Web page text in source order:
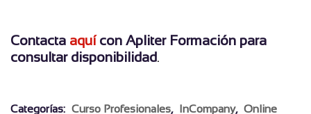
Contacta aquícon Apliter Formación para
consultar disponibilidad.
Categorías: Curso Profesionales, InCompany, Online